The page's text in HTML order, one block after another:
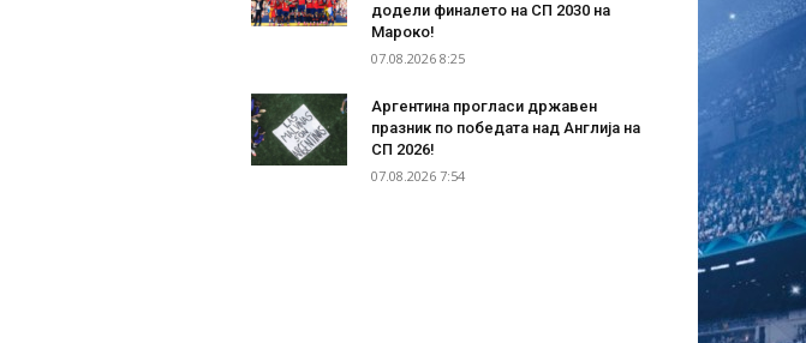
додели финалето на СП 2030 на
Мароко!
07.08.2026 8:25
Аргентина прогласи државен
празник по победата над Англија на
СП 2026!
07.08.2026 7:54